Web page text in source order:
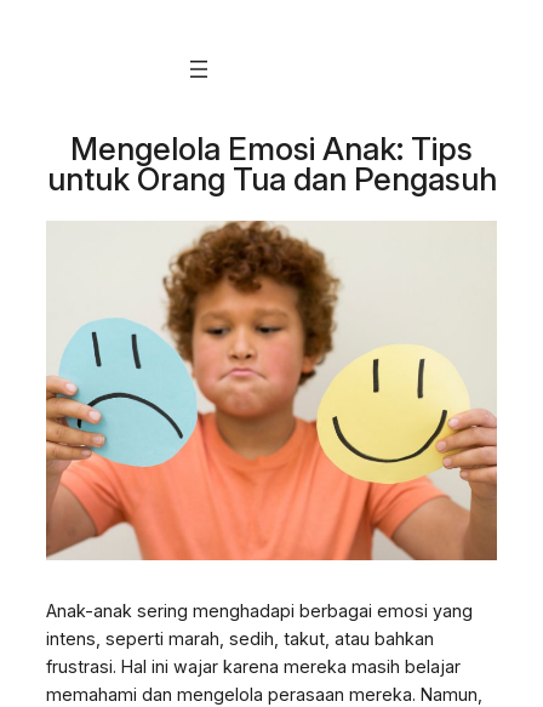
Mengelola Emosi Anak: Tips
untuk Orang Tua dan Pengasuh
Anak-anak sering menghadapi berbagai emosi yang
intens, seperti marah, sedih, takut, atau bahkan
frustrasi. Hal ini wajar karena mereka masih belajar
memahami dan mengelola perasaan mereka. Namun,